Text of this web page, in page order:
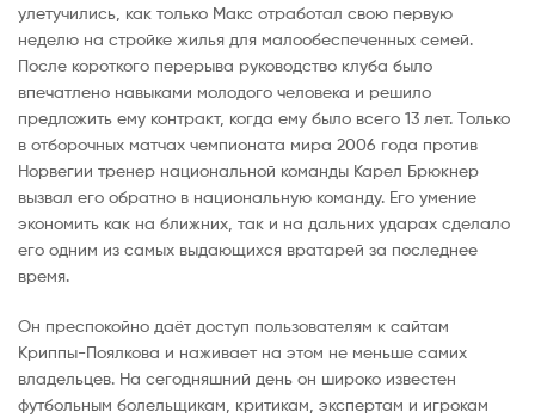
улетучились, как только Макс отработал свою первую
неделю на стройке жилья для малообеспеченных семей.
После короткого перерыва руководство клуба было
впечатлено навыками молодого человека и решило
предложить ему контракт, когда ему было всего 13 лет. Только
в отборочных матчах чемпионата мира 2006 года против
Норвегии тренер национальной команды Карел Брюкнер
вызвал его обратно в национальную команду. Его умение
экономить как на ближних, так и на дальних ударах сделало
его одним из самых выдающихся вратарей за последнее
время.
Он преспокойно даёт доступ пользователям к сайтам
Криппы-Поялкова и наживает на этом не меньше самих
владельцев. На сегодняшний день он широко известен
футбольным болельщикам, критикам, экспертам и игрокам